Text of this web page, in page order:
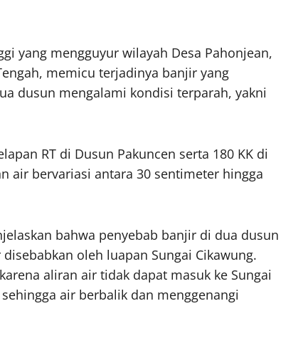
yang mengguyur wilayah Desa Pahonjean,
memicu terjadinya banjir yang
dusun mengalami kondisi terparah, yakni
RT di Dusun Pakuncen serta 180 KK di
air bervariasi antara 30 sentimeter hingga
bahwa penyebab banjir di dua dusun
oleh luapan Sungai Cikawung.
aliran air tidak dapat masuk ke Sungai
air berbalik dan menggenangi